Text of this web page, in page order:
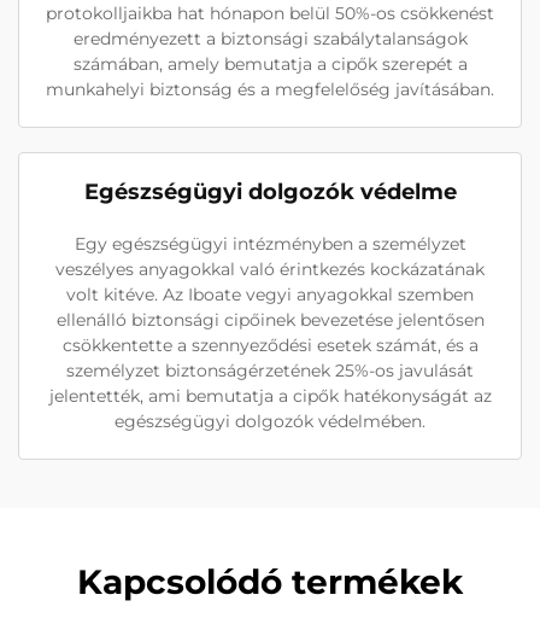
protokolljaikba hat hónapon belül 50%-os csökkenést
eredményezett a biztonsági szabálytalanságok
számában, amely bemutatja a cipők szerepét a
munkahelyi biztonság és a megfelelőség javításában.
Egészségügyi dolgozók védelme
Egy egészségügyi intézményben a személyzet
veszélyes anyagokkal való érintkezés kockázatának
volt kitéve. Az Iboate vegyi anyagokkal szemben
ellenálló biztonsági cipőinek bevezetése jelentősen
csökkentette a szennyeződési esetek számát, és a
személyzet biztonságérzetének 25%-os javulását
jelentették, ami bemutatja a cipők hatékonyságát az
egészségügyi dolgozók védelmében.
Kapcsolódó termékek